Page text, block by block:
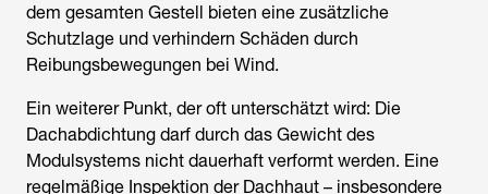
dem gesamten Gestell bieten eine zusätzliche
Schutzlage und verhindern Schäden durch
Reibungsbewegungen bei Wind.
Ein weiterer Punkt, der oft unterschätzt wird: Die
Dachabdichtung darf durch das Gewicht des
Modulsystems nicht dauerhaft verformt werden. Eine
regelmäßige Inspektion der Dachhaut – insbesondere